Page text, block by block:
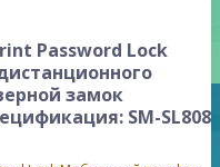
Password Lock
замок
SM-SL808